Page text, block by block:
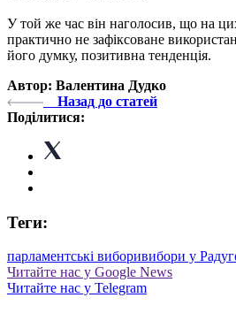
У той же час він наголосив, що на
практично не зафіксоване
його думку, позитивна тенденція.
Автор: Валентина Дудко
Назад до статей
Поділитися:
Теги:
парламентські виборивибори у Раду
Читайте нас у Google News
Читайте нас у Telegram